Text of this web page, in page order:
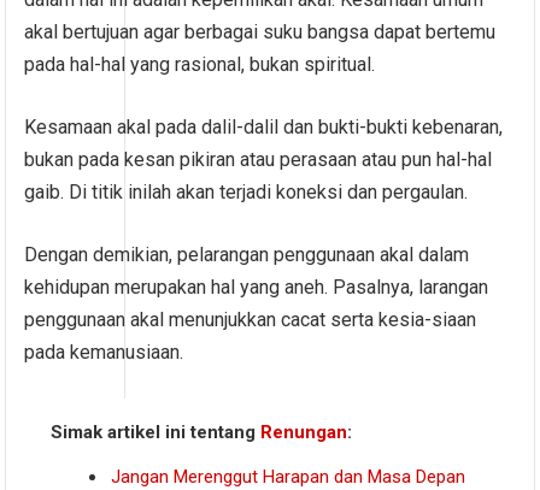
akal bertujuan agar berbagai suku bangsa dapat bertemu
pada hal-hal yang rasional, bukan spiritual.
Kesamaan akal pada dalil-dalil dan bukti-bukti kebenaran,
bukan pada kesan pikiran atau perasaan atau pun hal-hal
gaib. Di titik inilah akan terjadi koneksi dan pergaulan.
Dengan demikian, pelarangan penggunaan akal dalam
kehidupan merupakan hal yang aneh. Pasalnya, larangan
penggunaan akal menunjukkan cacat serta kesia-siaan
pada kemanusiaan.
Simak artikel ini tentang Renungan:
Jangan Merenggut Harapan dan Masa Depan